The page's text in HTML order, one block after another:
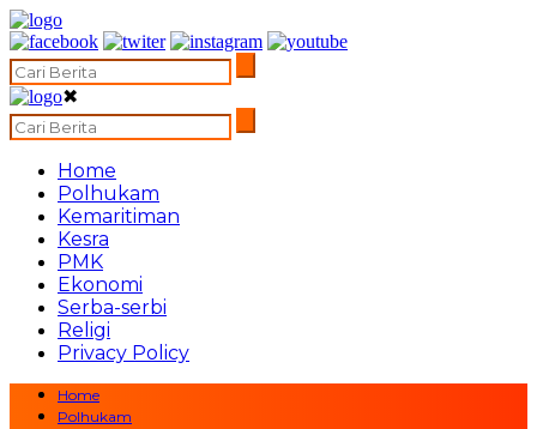
✖
Home
Polhukam
Kemaritiman
Kesra
PMK
Ekonomi
Serba-serbi
Religi
Privacy Policy
Home
Polhukam